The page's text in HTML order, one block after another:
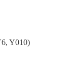
Y010)